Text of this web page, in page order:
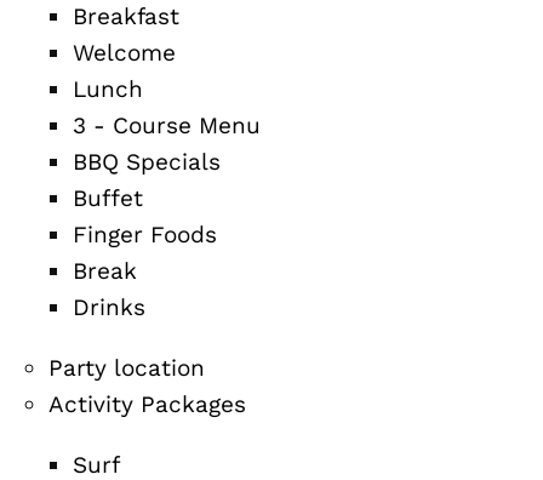
Breakfast
Welcome
Lunch
3 - Course Menu
BBQ Specials
Buffet
Finger Foods
Break
Drinks
Party location
Activity Packages
Surf